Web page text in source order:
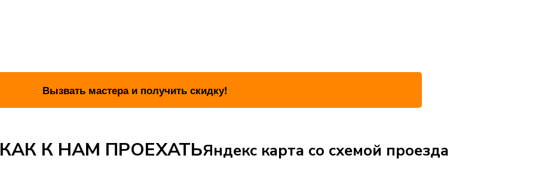
КАК К НАМ ПРОЕХАТЬЯндекс карта со схемой проезда